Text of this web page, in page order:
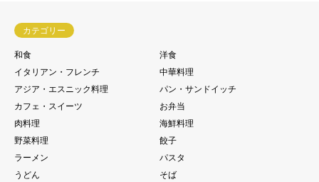
カテゴリー
和食
洋食
イタリアン・フレンチ
中華料理
アジア・エスニック料理
パン・サンドイッチ
カフェ・スイーツ
お弁当
肉料理
海鮮料理
野菜料理
餃子
ラーメン
パスタ
うどん
そば